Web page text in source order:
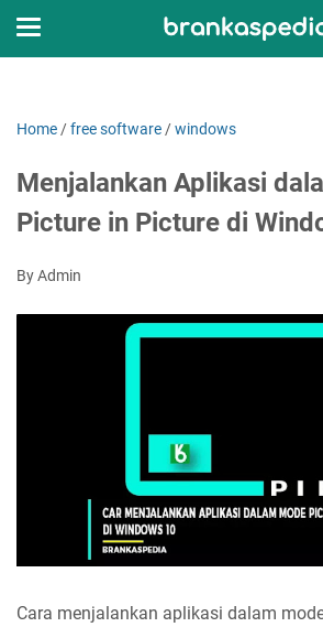
Home /free software /windows
Menjalankan Aplikasi
Picture in Picture di
By Admin
Cara menjalankan aplikasi dalam